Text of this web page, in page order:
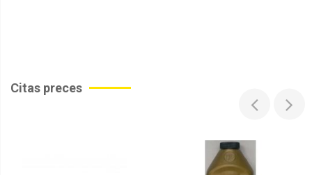
Citas preces